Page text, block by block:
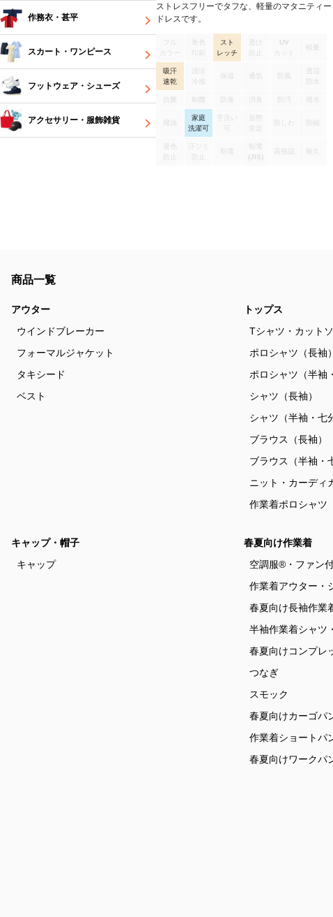
作務衣・甚平
スカート・ワンピース
フットウェア・シューズ
アクセサリー・服飾雑貨
ストレスフリーでタフな、軽量のマタニティー
ドレスです。
カラー
単色
印刷
スト
レッチ
UV
カット
軽量
吸汗
速乾
冷感
保温 通気
抗菌 制菌 防汚
家庭
洗濯可
可
安定
防しわ
退色
(JIS)
耐久
商品一覧
アウター
ウインドブレーカー
フォーマルジャケット
タキシード
ベスト
トップス
Tシャツ・カット
ポロシャツ（長袖）
ポロシャツ（半袖
シャツ（長袖）
シャツ（半袖・七
ブラウス（長袖）
ブラウス（半袖・
ニット・カーディ
作業着ポロシャツ
キャップ・帽子
キャップ
春夏向け作業着
空調服®・ファン
作業着アウター・
春夏向け長袖作業
半袖作業着シャツ
春夏向けコンプレ
つなぎ
スモック
春夏向けカーゴパ
作業着ショートパ
春夏向けワークパ